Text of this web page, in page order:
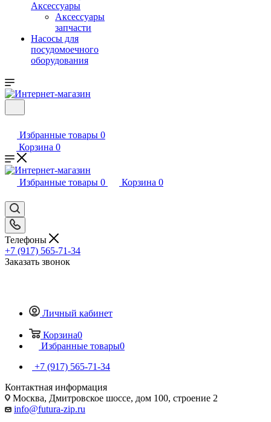
Аксессуары
Аксессуары
запчасти
Насосы для
посудомоечного
оборудования
Избранные товары 0
Корзина 0
Избранные товары 0 Корзина 0
Телефоны
+7 (917) 565-71-34
Заказать звонок
Личный кабинет
Корзина0
Избранные товары0
+7 (917) 565-71-34
Контактная информация
Москва, Дмитровское шоссе, дом 100, строение 2
info@futura-zip.ru